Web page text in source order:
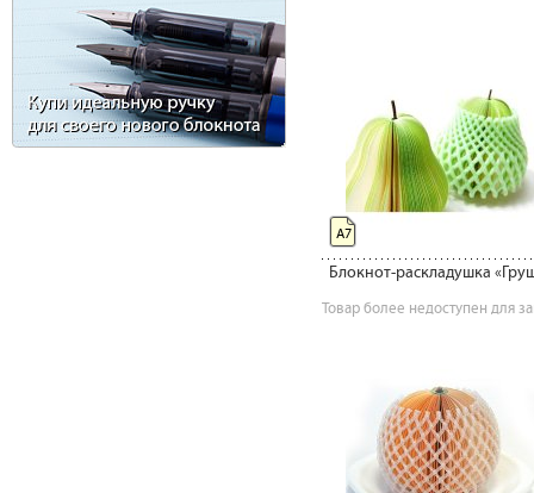
Блокнот-раскладушка
Товар более недоступен для
А7